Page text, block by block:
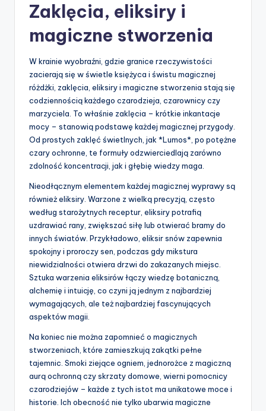
Zaklęcia, eliksiry i
magiczne stworzenia
W krainie wyobraźni, gdzie granice rzeczywistości
zacierają się w świetle księżyca i świstu magicznej
różdżki, zaklęcia, eliksiry i magiczne stworzenia stają się
codziennością każdego czarodzieja, czarownicy czy
marzyciela. To właśnie zaklęcia – krótkie inkantacje
mocy – stanowią podstawę każdej magicznej przygody.
Od prostych zaklęć świetlnych, jak *Lumos*, po potężne
czary ochronne, te formuły odzwierciedlają zarówno
zdolność koncentracji, jak i głębię wiedzy maga.
Nieodłącznym elementem każdej magicznej wyprawy są
również eliksiry. Warzone z wielką precyzją, często
według starożytnych receptur, eliksiry potrafią
uzdrawiać rany, zwiększać siłę lub otwierać bramy do
innych światów. Przykładowo, eliksir snów zapewnia
spokojny i proroczy sen, podczas gdy mikstura
niewidzialności otwiera drzwi do zakazanych miejsc.
Sztuka warzenia eliksirów łączy wiedzę botaniczną,
alchemię i intuicję, co czyni ją jednym z najbardziej
wymagających, ale też najbardziej fascynujących
aspektów magii.
Na koniec nie można zapomnieć o magicznych
stworzeniach, które zamieszkują zakątki pełne
tajemnic. Smoki ziejące ogniem, jednorożce z magiczną
aurą ochronną czy skrzaty domowe, wierni pomocnicy
czarodziejów – każde z tych istot ma unikatowe moce i
historie. Ich obecność nie tylko ubarwia magiczne